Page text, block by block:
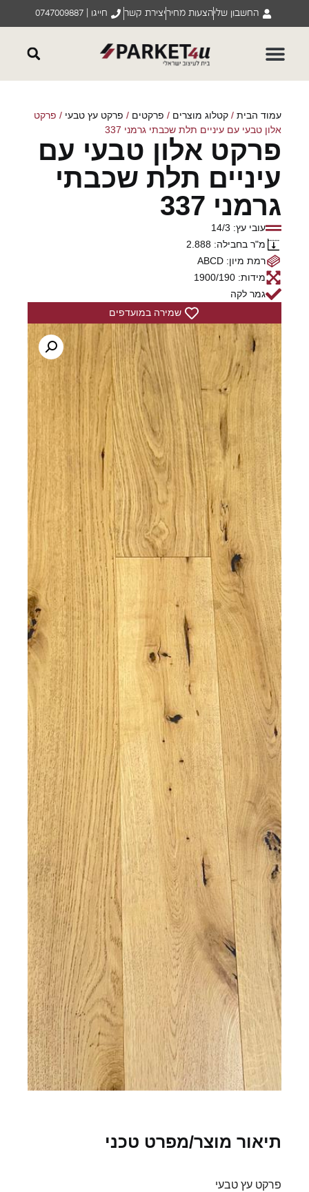
החשבון שליהצעות מחיריצירת קשר חייגו | 0747009887
עמוד הבית/קטלוג מוצרים/פרקטים/פרקט עץ טבעי/ פרקט
אלון טבעי עם עיניים תלת שכבתי גרמני 337
פרקט אלון טבעי עם
עיניים תלת שכבתי
גרמני 337
עובי עץ: 14/3
מ"ר בחבילה: 2.888
רמת מיון: ABCD
מידות: 1900/190
גמר לקה
שמירה במועדפים
תיאור מוצר/מפרט טכני
פרקט עץ טבעי